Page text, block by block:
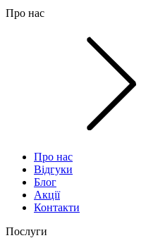
Про нас
Про нас
Відгуки
Блог
Акції
Контакти
Послуги